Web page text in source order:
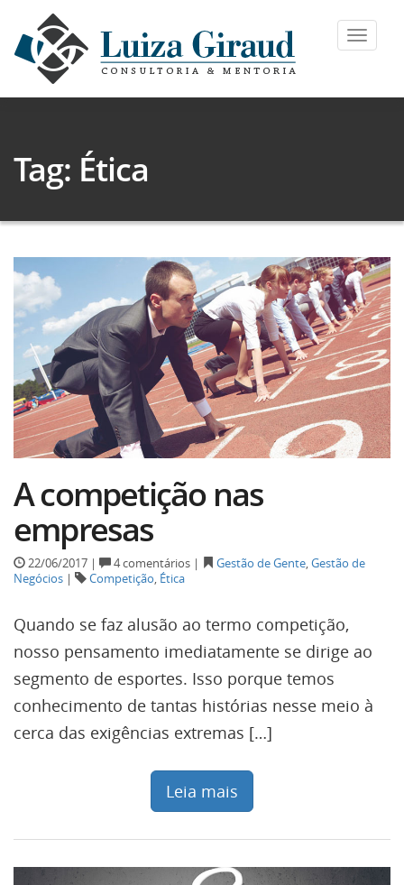
Toggle
Tag: Ética
A competição nas
empresas
22/06/2017 | 4 comentários | Gestão de Gente,Gestão de
Negócios | Competição, Ética
Quando se faz alusão ao termo competição,
nosso pensamento imediatamente se dirige ao
segmento de esportes. Isso porque temos
conhecimento de tantas histórias nesse meio à
cerca das exigências extremas […]
Leia mais